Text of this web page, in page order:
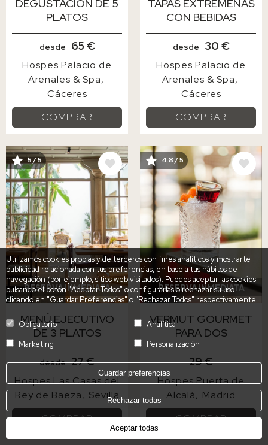
Utilizamos cookies propias y de terceros con fines analíticos y mostrarte
publicidad relacionada con tus preferencias, en base a tus hábitos de
navegación (por ejemplo, sitios web visitados). Puedes aceptar las cookies
pulsando el botón "Aceptar Todos" o configurarlas o rechazar su uso
clicando en "Guardar Preferencias" o "Rechazar Todos" respectivamente.
Obligatorio
Analítica
Marketing
Personalización
Guardar preferencias
Rechazar todas
Aceptar todas
DEGUSTACIÓN DE 5
PLATOS
desde 65 €
Hospes Palacio de
Arenales & Spa
Cáceres
COMPRAR
TAPAS EXTREMEÑAS
CON BEBIDAS
desde 30 €
Hospes Palacio de
Arenales & Spa
Cáceres
COMPRAR
RESERVA INMEDIATA
IMAGE
5 / 5
MENÚ EJECUTIVO
DE 3 PLATOS
desde 27 €
Hospes Las Casas del
Rey de Baeza
Sevilla
COMPRAR
RESERVA INMEDIATA
IMAGE
4.8 / 5
VERMUT GOURMET
PARA DOS
29 €
Hospes Puerta de
Alcalá
Madrid
COMPRAR